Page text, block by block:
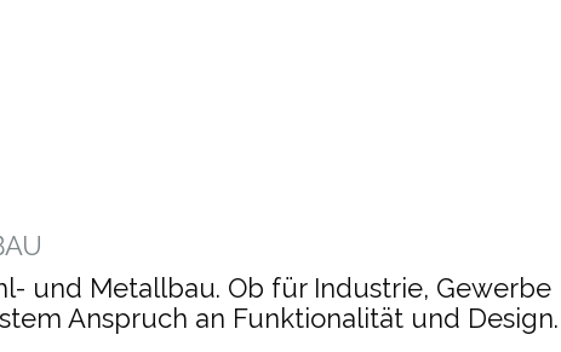
und Metallbau. Ob für Industrie, Gewerbe
Anspruch an Funktionalität und Design.